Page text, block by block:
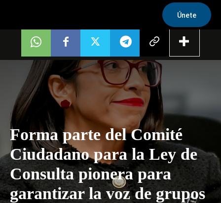
Únete
Forma parte del Comité
Ciudadano para la Ley de
Consulta pionera para
garantizar la voz de grupos